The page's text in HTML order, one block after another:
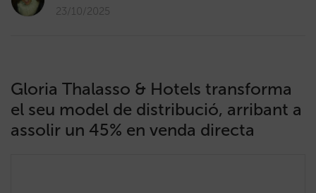
23/10/2025
Gloria Thalasso & Hotels transforma
el seu model de distribució, arribant a
assolir un 45% en venda directa